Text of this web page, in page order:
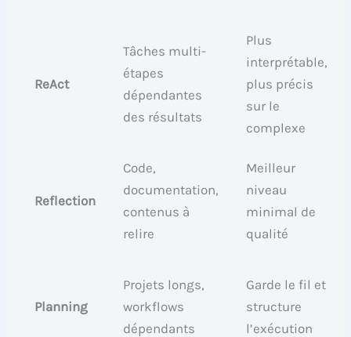
ReAct
Tâches multi-
étapes
dépendantes
des résultats
Plus
interprétable,
plus précis
sur le
complexe
Reflection
Code,
documentation,
contenus à
relire
Meilleur
niveau
minimal de
qualité
Planning
Projets longs,
workflows
dépendants
Garde le fil et
structure
l’exécution